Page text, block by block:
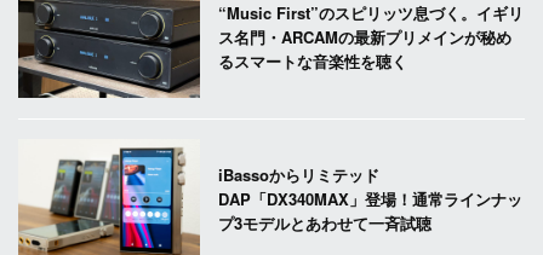
“Music First”のスピリッツ息づく。イギリ
ス名門・ARCAMの最新プリメインが秘め
るスマートな音楽性を聴く
iBassoからリミテッド
DAP「DX340MAX」登場！通常ラインナッ
プ3モデルとあわせて一斉試聴